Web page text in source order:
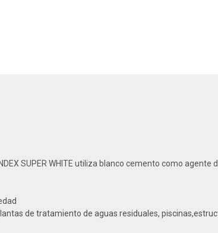
SUPER WHITE utiliza blanco cemento como agente
de tratamiento de aguas residuales,